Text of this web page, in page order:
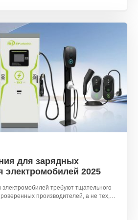
для зарядных
электромобилей 2025
требуют тщательного
производителей, а не тех,